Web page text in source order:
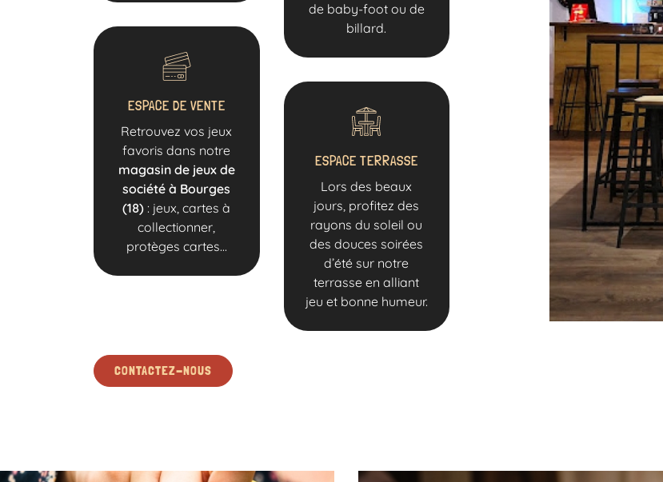
ESPACE DE VENTE
Retrouvez vos jeux
favoris dans notre
magasin de jeux de
société à Bourges
(18) : jeux, cartes à
collectionner,
protèges cartes...
de baby-foot ou de
billard.
ESPACE TERRASSE
Lors des beaux
jours, profitez des
rayons du soleil ou
des douces soirées
d’été sur notre
terrasse en alliant
jeu et bonne humeur.
CONTACTEZ-NOUS